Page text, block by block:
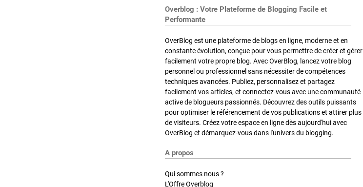
Overblog : Votre Plateforme de Blogging Facile et
Performante
OverBlog est une plateforme de blogs en ligne, moderne et en
constante évolution, conçue pour vous permettre de créer et gérer
facilement votre propre blog. Avec OverBlog, lancez votre blog
personnel ou professionnel sans nécessiter de compétences
techniques avancées. Publiez, personnalisez et partagez
facilement vos articles, et connectez-vous avec une communauté
active de blogueurs passionnés. Découvrez des outils puissants
pour optimiser le référencement de vos publications et attirer plus
de visiteurs. Créez votre espace en ligne dès aujourd'hui avec
OverBlog et démarquez-vous dans l'univers du blogging.
A propos
Qui sommes nous ?
L'Offre Overblog